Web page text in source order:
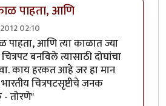
पाहता, आणि
02:10
पाहता, आणि त्या काळात ज्या
बनविले त्यासाठी दोघांचा
काय हरकत आहे जर हा मान
चित्रपटसृष्टीचे जनक
तोरणे"